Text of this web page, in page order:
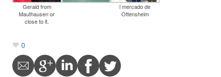
Gerald from
Mauthausen or
close to it.
l mercado de
Ottensheim
0